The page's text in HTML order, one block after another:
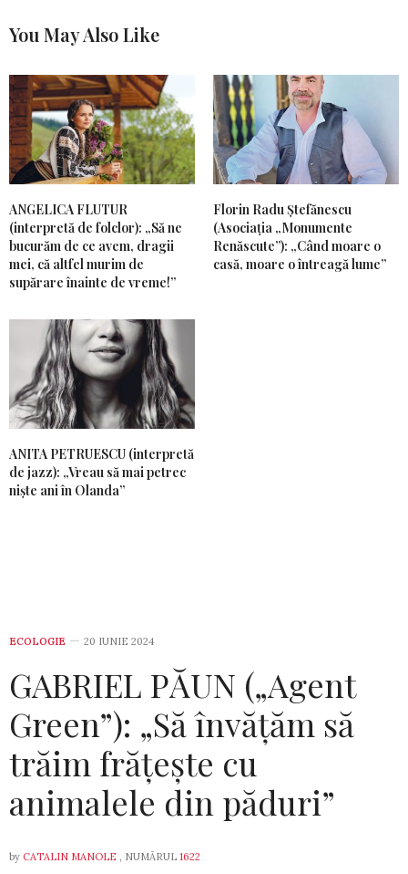
You May Also Like
ANGELICA FLUTUR
(interpretă de folclor): „Să ne
bucurăm de ce avem, dragii
mei, că altfel murim de
supărare înainte de vreme!”
Florin Radu Ștefănescu
(Asociația „Monumente
Renăscute”): „Când moare o
casă, moare o întreagă lume”
ANITA PETRUESCU (interpretă
de jazz): „Vreau să mai petrec
niște ani în Olanda”
ECOLOGIE 20 IUNIE 2024
GABRIEL PĂUN („Agent
Green”): „Să învățăm să
trăim frățește cu
animalele din păduri”
by CATALIN MANOLE , NUMĂRUL 1622